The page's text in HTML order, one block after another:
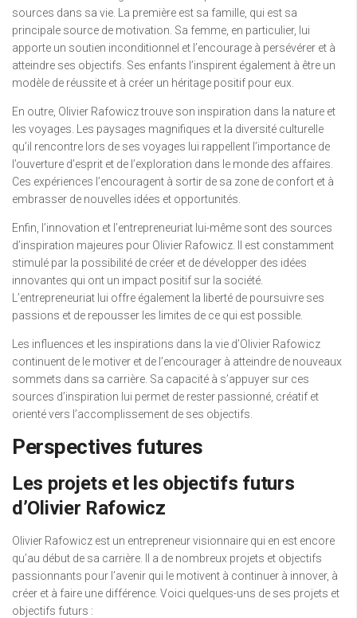
sources dans sa vie. La première est sa famille, qui est sa
principale source de motivation. Sa femme, en particulier, lui
apporte un soutien inconditionnel et l’encourage à persévérer et à
atteindre ses objectifs. Ses enfants l’inspirent également à être un
modèle de réussite et à créer un héritage positif pour eux.
En outre, Olivier Rafowicz trouve son inspiration dans la nature et
les voyages. Les paysages magnifiques et la diversité culturelle
qu’il rencontre lors de ses voyages lui rappellent l’importance de
l’ouverture d’esprit et de l’exploration dans le monde des affaires.
Ces expériences l’encouragent à sortir de sa zone de confort et à
embrasser de nouvelles idées et opportunités.
Enfin, l’innovation et l’entrepreneuriat lui-même sont des sources
d’inspiration majeures pour Olivier Rafowicz. Il est constamment
stimulé par la possibilité de créer et de développer des idées
innovantes qui ont un impact positif sur la société.
L’entrepreneuriat lui offre également la liberté de poursuivre ses
passions et de repousser les limites de ce qui est possible.
Les influences et les inspirations dans la vie d’Olivier Rafowicz
continuent de le motiver et de l’encourager à atteindre de nouveaux
sommets dans sa carrière. Sa capacité à s’appuyer sur ces
sources d’inspiration lui permet de rester passionné, créatif et
orienté vers l’accomplissement de ses objectifs.
Perspectives futures
Les projets et les objectifs futurs
d’Olivier Rafowicz
Olivier Rafowicz est un entrepreneur visionnaire qui en est encore
qu’au début de sa carrière. Il a de nombreux projets et objectifs
passionnants pour l’avenir qui le motivent à continuer à innover, à
créer et à faire une différence. Voici quelques-uns de ses projets et
objectifs futurs :